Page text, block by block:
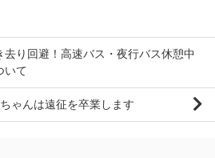
り回避！高速バス・夜行バス休憩中
いて
ゃんは遠征を卒業します